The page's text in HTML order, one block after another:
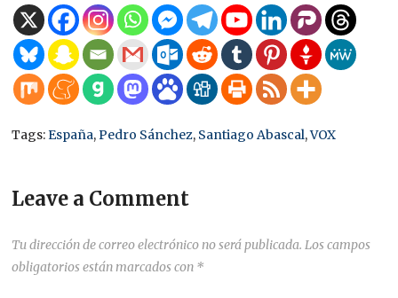
Tags:España,Pedro Sánchez, Santiago Abascal,VOX
Leave a Comment
Tu dirección de correo electrónico no será publicada. Los campos
obligatorios están marcados con *